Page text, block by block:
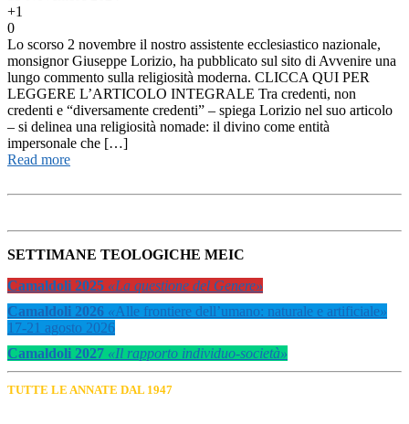
+1
0
Lo scorso 2 novembre il nostro assistente ecclesiastico nazionale,
monsignor Giuseppe Lorizio, ha pubblicato sul sito di Avvenire una
lungo commento sulla religiosità moderna. CLICCA QUI PER
LEGGERE L’ARTICOLO INTEGRALE Tra credenti, non
credenti e “diversamente credenti” – spiega Lorizio nel suo articolo
– si delinea una religiosità nomade: il divino come entità
impersonale che […]
Read more
SETTIMANE TEOLOGICHE MEIC
Camaldoli 2025 «La questione del Genere»
Camaldoli 2026 «Alle frontiere dell’umano: naturale e artificiale»
17-21 agosto 2026
Camaldoli 2027 «Il rapporto individuo-società»
TUTTE LE ANNATE DAL 1947